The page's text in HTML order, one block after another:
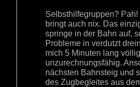
Selbsthilfegruppen?
bringt auch nix. Das
springe in der Bahn auf,
Probleme in verdutzt
mich 5 Minuten lang
unzurechnungsfähig.
nächsten Bahnsteig und
des Zugbegleites aus